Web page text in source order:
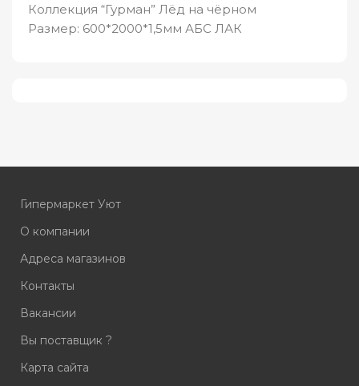
Коллекция “Гурман” Лёд на чёрном
Размер: 600*2000*1,5мм АБС ЛАК
Гипермаркет Уют
О компании
Адреса магазинов
Контакты
Вакансии
Вы поставщик ?
Карта сайта